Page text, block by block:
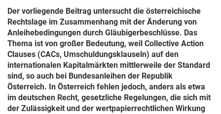
Der vorliegende Beitrag untersucht die österreichische
Rechtslage im Zusammenhang mit der Änderung von
Anleihebedingungen durch Gläubigerbeschlüsse. Das
Thema ist von großer Bedeutung, weil Collective Action
Clauses (CACs, Umschuldungsklauseln) auf den
internationalen Kapitalmärkten mittlerweile der Standard
sind, so auch bei Bundesanleihen der Republik
Österreich. In Österreich fehlen jedoch, anders als etwa
im deutschen Recht, gesetzliche Regelungen, die sich mit
der Zulässigkeit und der wertpapierrechtlichen Wirkung